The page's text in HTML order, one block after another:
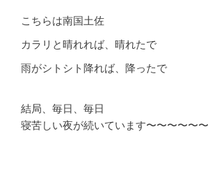
こちらは南国土佐
カラリと晴れれば、晴れたで
雨がシトシト降れば、降ったで
結局、毎日、毎日
寝苦しい夜が続いています〜〜〜〜〜